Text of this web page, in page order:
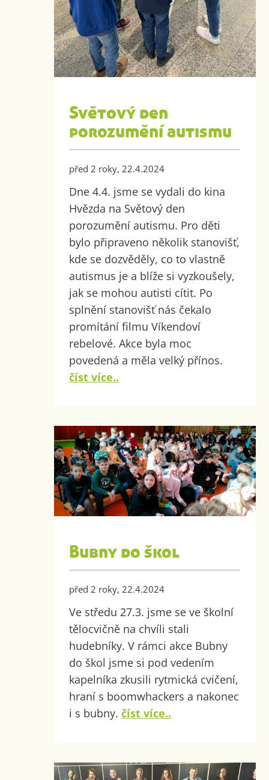
Světový den
porozumění autismu
před 2 roky, 22.4.2024
Dne 4.4. jsme se vydali do kina
Hvězda na Světový den
porozumění autismu. Pro děti
bylo připraveno několik stanovišť,
kde se dozvěděly, co to vlastně
autismus je a blíže si vyzkoušely,
jak se mohou autisti cítit. Po
splnění stanovišť nás čekalo
promítání filmu Víkendoví
rebelové. Akce byla moc
povedená a měla velký přínos.
číst více..
Bubny do škol
před 2 roky, 22.4.2024
Ve středu 27.3. jsme se ve školní
tělocvičně na chvíli stali
hudebníky. V rámci akce Bubny
do škol jsme si pod vedením
kapelníka zkusili rytmická cvičení,
hraní s boomwhackers a nakonec
i s bubny.číst více..